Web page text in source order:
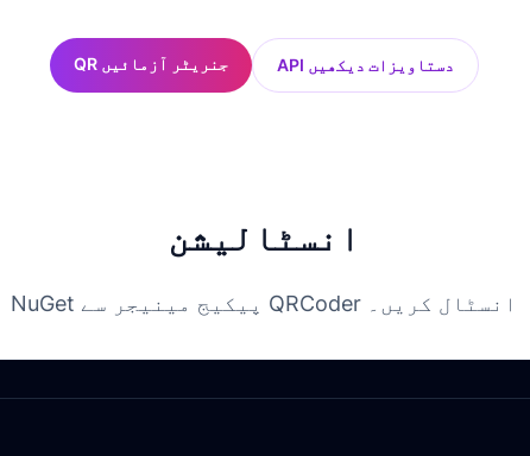
QR جنریٹر آزمائیں API دستاویزات دیکھیں
انسٹالیشن
NuGet پیکیج مینیجر سے QRCoder انسٹال کریں۔